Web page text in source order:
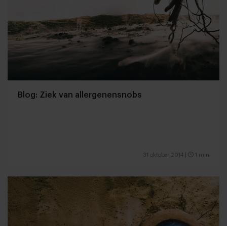
Blog: Ziek van allergenensnobs
31 oktober 2014 1 min